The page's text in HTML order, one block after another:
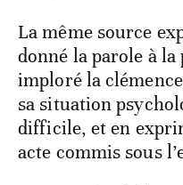
La même source
donné la parole à
imploré la
sa situation
difficile, et en
acte commis sous